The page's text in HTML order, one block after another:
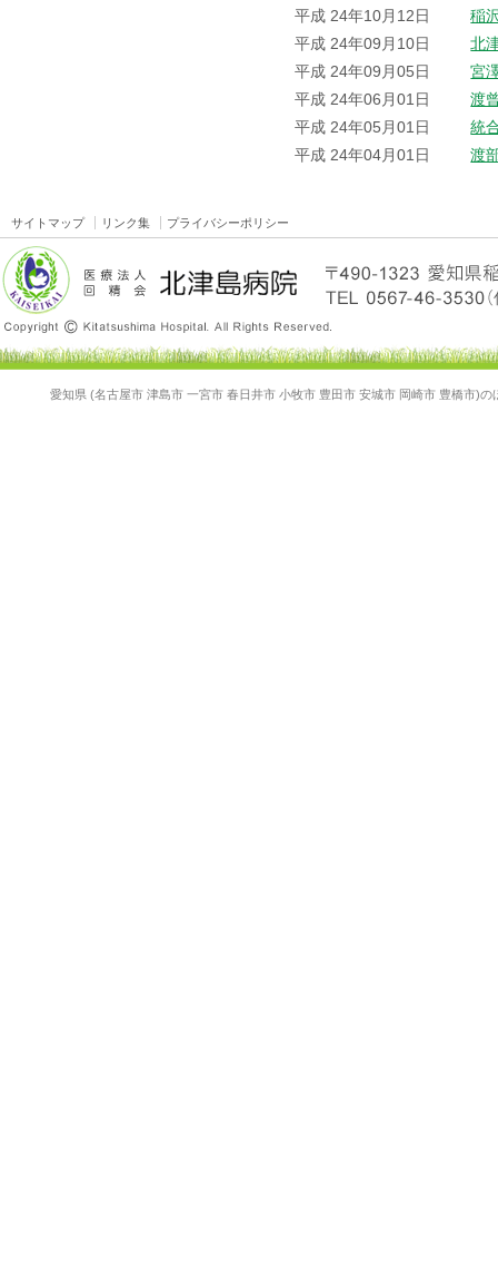
平成 24年10月12日
稲
平成 24年09月10日
北
平成 24年09月05日
宮
平成 24年06月01日
渡
平成 24年05月01日
統
平成 24年04月01日
渡
サイトマップ リンク集 プライバシーポリシー
愛知県 (名古屋市 津島市 一宮市 春日井市 小牧市 豊田市 安城市 岡崎市 豊橋市)